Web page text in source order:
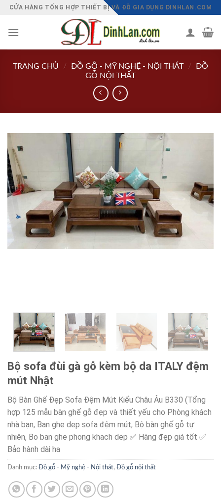
Chuyển
nội
CỬA HÀNG TỔNG HỢP THIẾT BỊ VÀ ĐỒ GIA DỤNG DINHLAN.COM
TRANG CHỦ / ĐỒ GỖ - MỸ NGHỆ - NỘI THÁT /
ĐỒ
GỖ NỘI THẤT
Bộ sofa đùi gà gỗ kèm bộ da ITALY đệm
mút Nhật
Bộ Bàn Ghế Đẹp Sofa Đệm Mút Kiểu Châu Âu B330 (Tổng
hợp 125 mẫu bàn ghế gỗ đẹp và thiết yếu cho Phòng khách
nhà bạn, Ban ghe dep sofa đệm mút, Bộ bàn ghế gỗ tự
nhiên, Bo ban ghe phong khach dep ✅ Hàng đẹp giá tốt ✅
Bảo hành dài ha
Danh mục: Đồ gỗ - Mỹ nghệ - Nội thát, Đồ gỗ nội thất